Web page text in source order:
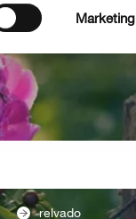
Marketing
relvado